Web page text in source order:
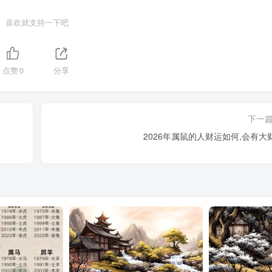
喜欢就支持一下吧
点赞0 分享
下一
2026年属鼠的人财运如何,会有大